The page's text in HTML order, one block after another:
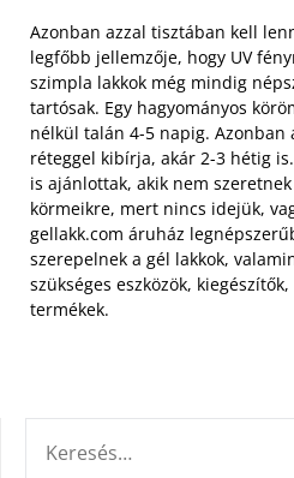
Azonban azzal tisztában kell
legfőbb jellemzője, hogy UV
szimpla lakkok még mindig
tartósak. Egy hagyományos
nélkül talán 4-5 napig. Azonban
réteggel kibírja, akár 2-3 hétig
is ajánlottak, akik nem
körmeikre, mert nincs idejük,
gellakk.com áruház
szerepelnek a gél lakkok,
szükséges eszközök,
termékek.